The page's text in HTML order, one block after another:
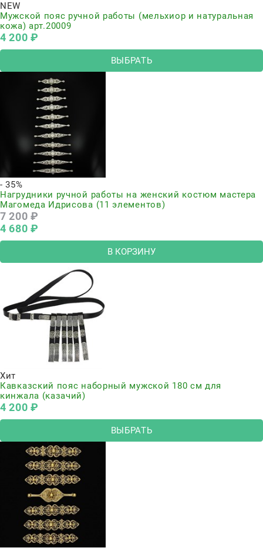
NEW
Мужской пояс ручной работы (мельхиор и натуральная
кожа) арт.20009
4 200 ₽
ВЫБРАТЬ
- 35%
Нагрудники ручной работы на женский костюм мастера
Магомеда Идрисова (11 элементов)
7 200 ₽
4 680 ₽
В КОРЗИНУ
Хит
Кавказский пояс наборный мужской 180 см для
кинжала (казачий)
4 200 ₽
ВЫБРАТЬ